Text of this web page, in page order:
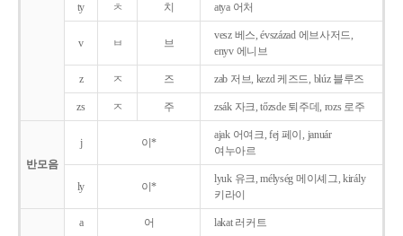
ty ㅊ 치 atya 어처
v ㅂ 브
vesz 베스, évszázad 에브사저드,
enyv 에니브
z ㅈ 즈 zab 저브, kezd 케즈드, blúz 블루즈
zs ㅈ 주 zsák 자크, tőzsde 퇴주데, rozs 로주
반모음
j 이*
ajak 어여크, fej 페이, január
여누아르
ly 이*
lyuk 유크, mélység 메이셰그, király
키라이
a 어 lakat 러커트